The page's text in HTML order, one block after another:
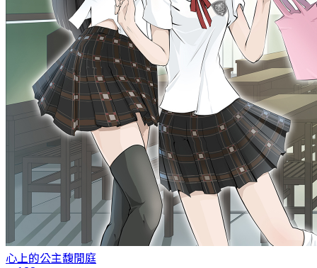
心上的公主馥閒庭